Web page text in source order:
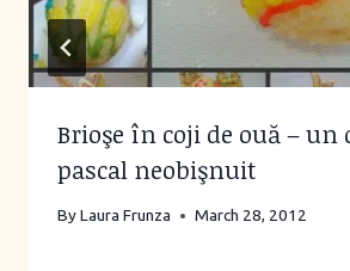
Brioşe în coji de ouă – un
pascal neobişnuit
ByLaura Frunza March 28, 2012